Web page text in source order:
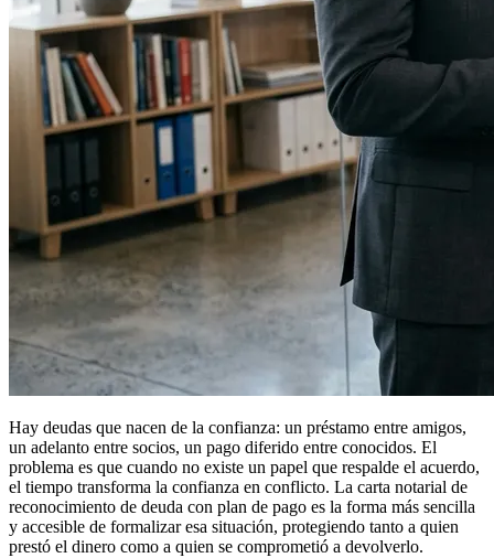
Hay deudas que nacen de la confianza: un préstamo entre amigos,
un adelanto entre socios, un pago diferido entre conocidos. El
problema es que cuando no existe un papel que respalde el acuerdo,
el tiempo transforma la confianza en conflicto. La carta notarial de
reconocimiento de deuda con plan de pago es la forma más sencilla
y accesible de formalizar esa situación, protegiendo tanto a quien
prestó el dinero como a quien se comprometió a devolverlo.